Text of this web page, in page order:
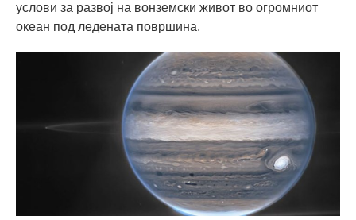
услови за развој на вонземски живот во огромниот
океан под ледената површина.